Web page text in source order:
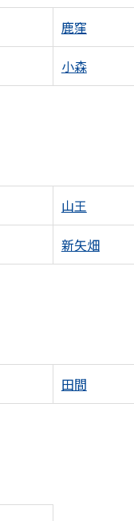
鹿窪
小森
山王
新矢畑
田間